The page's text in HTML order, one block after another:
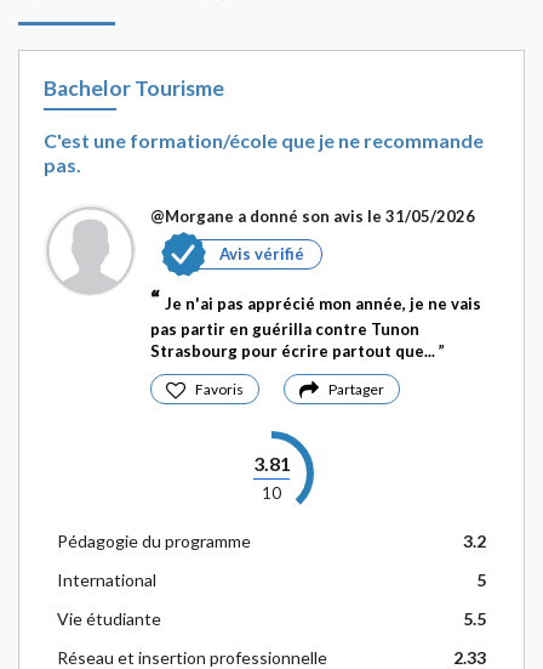
Bachelor Tourisme
C'est une formation/école que je ne recommande
pas.
@Morgane a donné son avis le 31/05/2026
Avis vérifié
Je n'ai pas apprécié mon année, je ne vais
pas partir en guérilla contre Tunon
Strasbourg pour écrire partout que...
Favoris Partager
3.81
10
Pédagogie du programme
3.2
International
5
Vie étudiante
5.5
Réseau et insertion professionnelle
2.33